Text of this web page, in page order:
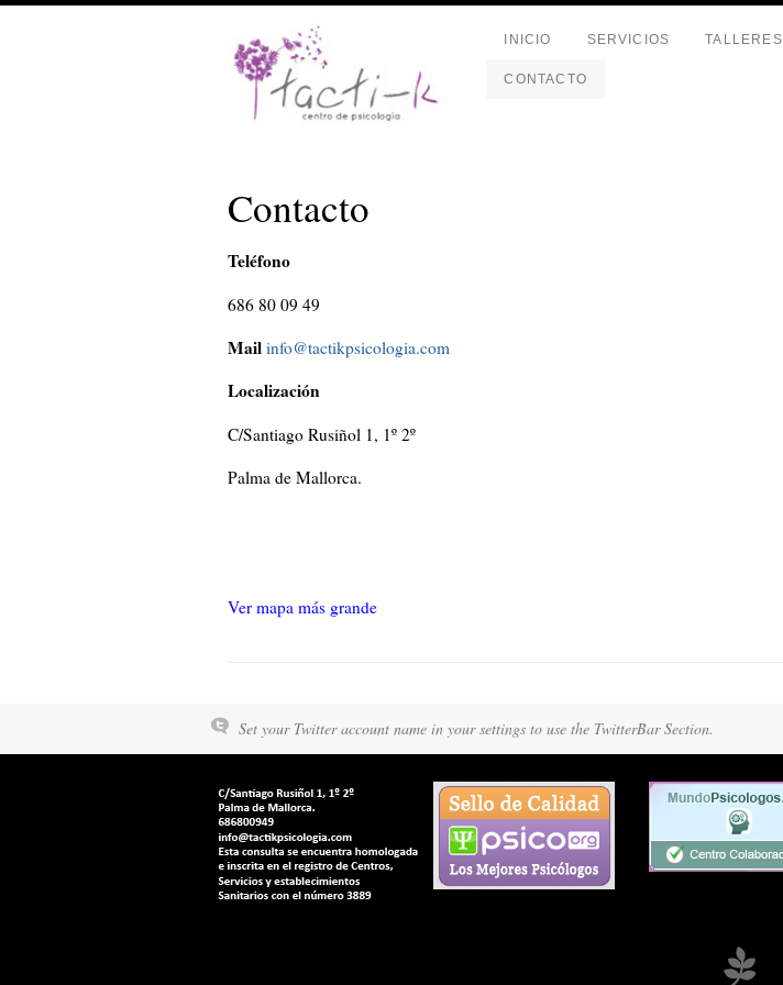
INICIO SERVICIOS TALLERES
CONTACTO
Contacto
Teléfono
686 80 09 49
Mail info@tactikpsicologia.com
Localización
C/Santiago Rusiñol 1, 1º 2º
Palma de Mallorca.
Ver mapa más grande
Set your Twitter account name in your settings to use the TwitterBar Section.